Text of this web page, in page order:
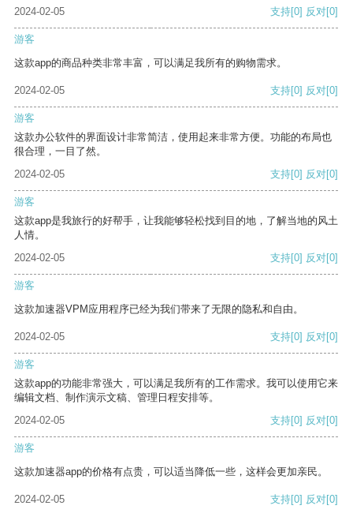
2024-02-05
支持[0] 反对[0]
游客
这款app的商品种类非常丰富，可以满足我所有的购物需求。
2024-02-05 支持[0] 反对[0]
游客
这款办公软件的界面设计非常简洁，使用起来非常方便。功能的布局也
很合理，一目了然。
2024-02-05
支持[0] 反对[0]
游客
这款app是我旅行的好帮手，让我能够轻松找到目的地，了解当地的风土
人情。
2024-02-05
支持[0] 反对[0]
游客
这款加速器VPM应用程序已经为我们带来了无限的隐私和自由。
2024-02-05 支持[0] 反对[0]
游客
这款app的功能非常强大，可以满足我所有的工作需求。我可以使用它来
编辑文档、制作演示文稿、管理日程安排等。
2024-02-05
支持[0] 反对[0]
游客
这款加速器app的价格有点贵，可以适当降低一些，这样会更加亲民。
2024-02-05 支持[0] 反对[0]